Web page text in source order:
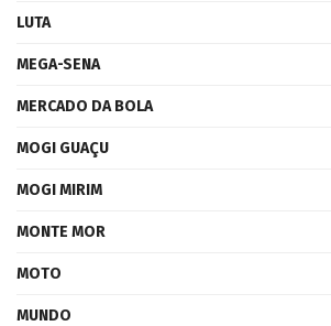
LUTA
MEGA-SENA
MERCADO DA BOLA
MOGI GUAÇU
MOGI MIRIM
MONTE MOR
MOTO
MUNDO